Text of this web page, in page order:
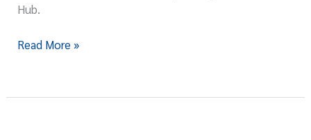
Hub.
Read More »